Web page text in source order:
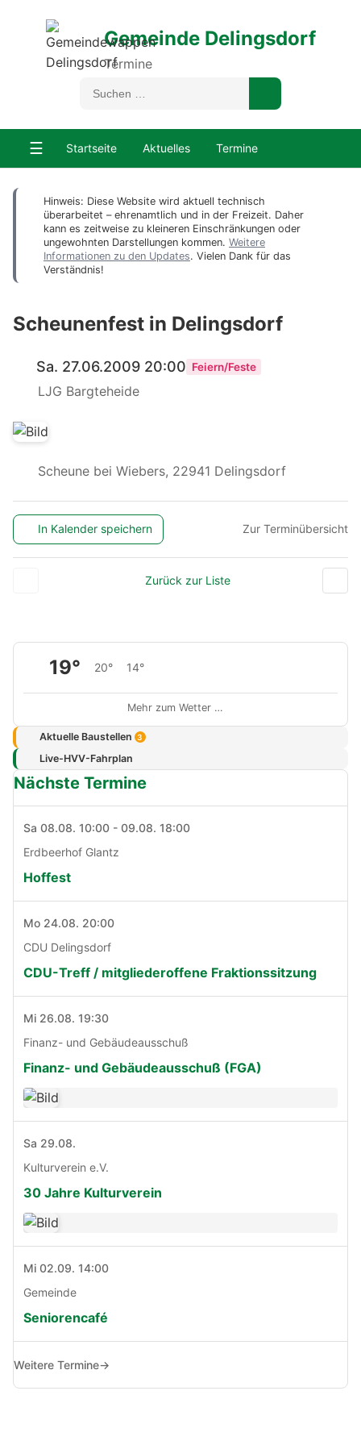
Gemeinde Delingsdorf
Termine
☰ Startseite Aktuelles Termine
Hinweis: Diese Website wird aktuell technisch
überarbeitet – ehrenamtlich und in der Freizeit. Daher
kann es zeitweise zu kleineren Einschränkungen oder
ungewohnten Darstellungen kommen. Weitere
Informationen zu den Updates. Vielen Dank für das
Verständnis!
Scheunenfest in Delingsdorf
Sa. 27.06.2009 20:00 Feiern/Feste
LJG Bargteheide
Scheune bei Wiebers, 22941 Delingsdorf
In Kalender speichern Zur Terminübersicht
Zurück zur Liste
19° 20° 14°
Mehr zum Wetter …
Aktuelle Baustellen 3
Live-HVV-Fahrplan
Nächste Termine
Sa 08.08. 10:00 - 09.08. 18:00
Erdbeerhof Glantz
Hoffest
Mo 24.08. 20:00
CDU Delingsdorf
CDU-Treff / mitgliederoffene Fraktionssitzung
Mi 26.08. 19:30
Finanz- und Gebäudeausschuß
Finanz- und Gebäudeausschuß (FGA)
Sa 29.08.
Kulturverein e.V.
30 Jahre Kulturverein
Mi 02.09. 14:00
Gemeinde
Seniorencafé
Weitere Termine→